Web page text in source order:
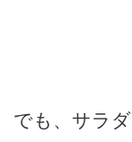
でも、サラ